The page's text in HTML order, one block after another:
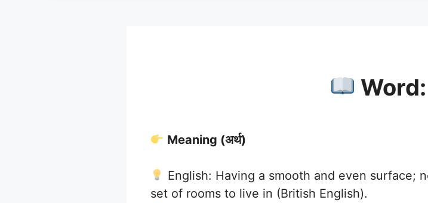
Word:
Meaning (अर्थ)
English: Having a smooth and even surface;
set of rooms to live in (British English).